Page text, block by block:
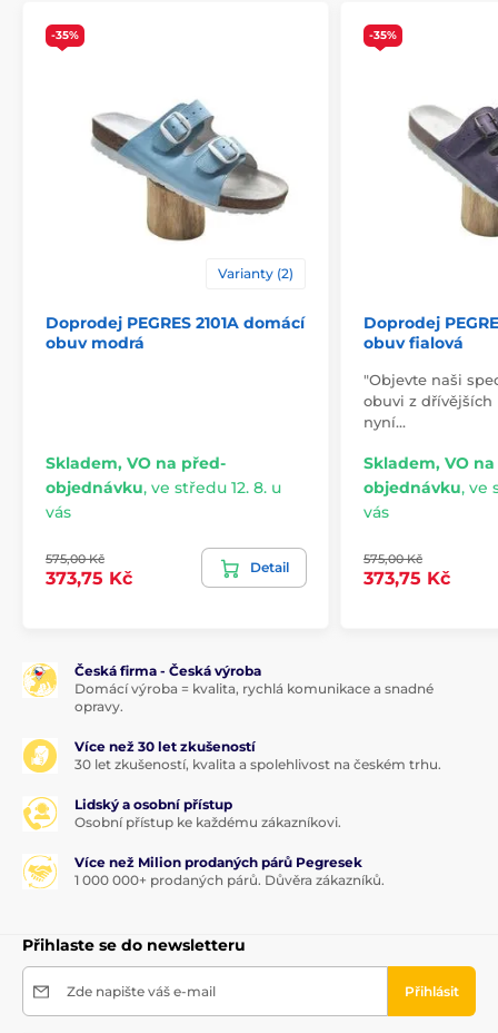
-35%
Varianty (2)
Doprodej PEGRES 2101A domácí
obuv modrá
Skladem, VO na před-
objednávku, ve středu 12. 8. u
vás
575,00 Kč
373,75 Kč
Detail
-35%
Doprodej
obuv fialová
"Objevte naši
obuvi z dřívějších
nyní…
Skladem, VO
objednávku, ve
vás
575,00 Kč
373,75 Kč
Česká firma - Česká výroba
Domácí výroba = kvalita, rychlá komunikace a snadné
opravy.
Více než 30 let zkušeností
30 let zkušeností, kvalita a spolehlivost na českém trhu.
Lidský a osobní přístup
Osobní přístup ke každému zákazníkovi.
Více než Milion prodaných párů Pegresek
1 000 000+ prodaných párů. Důvěra zákazníků.
Přihlaste se do newsletteru
Zde napište váš e-mail Přihlásit